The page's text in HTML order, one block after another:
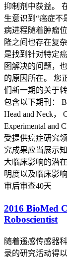
抑制剂中获益。
生意识到“癌症不
病进程随着肿瘤
隆之间也存在复
是找到针对特定
图解决的问题，
的原因所在。 您
们新一期的关于
包含以下期刊：
Head and Neck，
Experimental and
受提供癌症研究
究成果应当展示
大临床影响的潜
明度以及临床影
审后审查40天
2016 BioMed
Roboscientist
随着遥感传感器
录的研究活动得